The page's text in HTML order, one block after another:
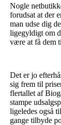
Nogle
forudsat at der
man udse dig
ligegyldigt om
være at få dem
Det er jo
sig frem til
flertallet af
stampe
ligeledes også
gange tilbyde